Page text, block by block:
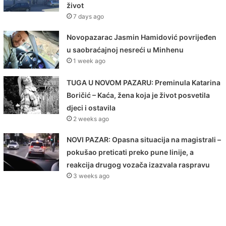
život
7 days ago
Novopazarac Jasmin Hamidović povrijeđen
u saobraćajnoj nesreći u Minhenu
1 week ago
TUGA U NOVOM PAZARU: Preminula Katarina
Boričić – Kaća, žena koja je život posvetila
djeci i ostavila
2 weeks ago
NOVI PAZAR: Opasna situacija na magistrali –
pokušao preticati preko pune linije, a
reakcija drugog vozača izazvala raspravu
3 weeks ago